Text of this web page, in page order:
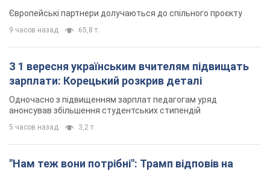
Європейські партнери долучаються до спільного проєкту
9 часов назад 65,8 т.
З 1 вересня українським вчителям підвищать
зарплати: Корецький розкрив деталі
Одночасно з підвищенням зарплат педагогам уряд
анонсував збільшення студентських стипендій
5 часов назад 3,2 т.
"Нам теж вони потрібні": Трамп відповів на